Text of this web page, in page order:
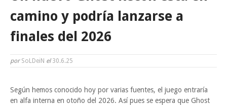
camino y podría lanzarse a
finales del 2026
por SoLDeiN el30.6.25
Según hemos conocido hoy por varias fuentes, el juego entraría
en alfa interna en otoño del 2026. Así pues se espera que Ghost